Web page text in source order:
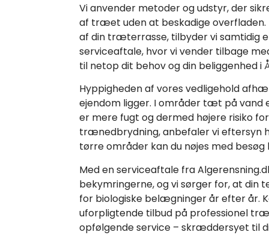
Vi anvender metoder og udstyr, der
af træet uden at beskadige
af din træterrasse, tilbyder vi samtidig
serviceaftale, hvor vi vender tilbage
til netop dit behov og din beliggenhed i
Hyppigheden af vores vedligehold
ejendom ligger. I områder tæt på vand
er mere fugt og dermed højere risiko
trænedbrydning, anbefaler vi eftersyn
tørre områder kan du nøjes med besøg
Med en serviceaftale fra
bekymringerne, og vi sørger for, at din
for biologiske belægninger år efter år.
uforpligtende tilbud på professionel
opfølgende service – skræddersyet til